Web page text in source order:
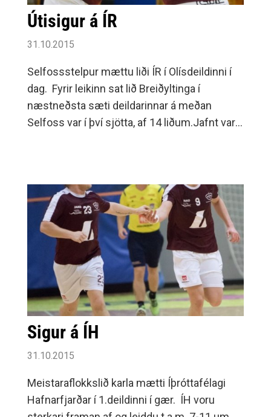
Útisigur á ÍR
31.10.2015
Selfossstelpur mættu liði ÍR í Olísdeildinni í
dag. Fyrir leikinn sat lið Breiðyltinga í
næstneðsta sæti deildarinnar á meðan
Selfoss var í því sjötta, af 14 liðum.Jafnt var
Selfossstelpur á þeim buxunum að sækja
sigur í Breiðholtinu og tóku þær því forystuna
með auknum hraða í leiknum þar sem nokkur
hraðaupphlaup skiluðu góðum
mörkum.Staðan í hálfleik 10-18.
Selfossstelpur slökuðu aðeins á í síðari
hálfleik en þó var sigurinn gegn fastspilandi
borgarbörnum aldrei í hættu enda fór svo að
sigur hafðist 27-32.Næsti leikur liðsins er á
heimavelli nk.
Sigur á ÍH
31.10.2015
Meistaraflokkslið karla mætti Íþróttafélagi
Hafnarfjarðar í 1.deildinni í gær. ÍH voru